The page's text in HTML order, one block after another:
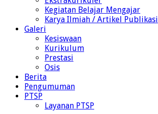
Kegiatan Belajar Mengajar
Karya Ilmiah / Artikel Publikasi
Galeri
Kesiswaan
Kurikulum
Prestasi
Osis
Berita
Pengumuman
PTSP
Layanan PTSP